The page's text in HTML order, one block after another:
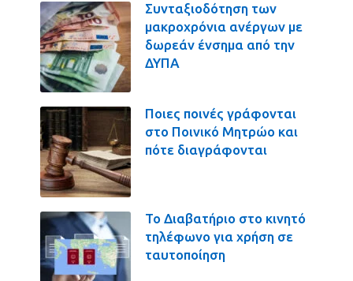
Συνταξιοδότηση των
μακροχρόνια ανέργων με
δωρεάν ένσημα από την
ΔΥΠΑ
Ποιες ποινές γράφονται
στο Ποινικό Μητρώο και
πότε διαγράφονται
Το Διαβατήριο στο κινητό
τηλέφωνο για χρήση σε
ταυτοποίηση